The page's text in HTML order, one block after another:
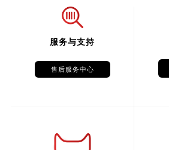
服务与支持
售后服务中心